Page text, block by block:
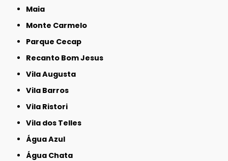
Maia
Monte Carmelo
Parque Cecap
Recanto Bom Jesus
Vila Augusta
Vila Barros
Vila Ristori
Vila dos Telles
Água Azul
Água Chata